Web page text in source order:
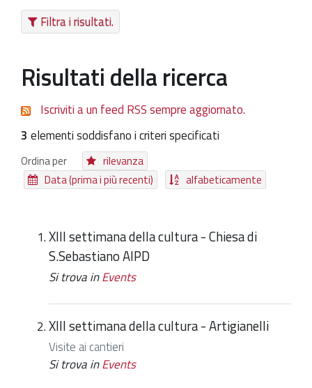
Patrimonio Storico-Artistico
Ufficio Tutela
Servizi
Galleria
Contatti
Filtra i risultati.
Risultati della ricerca
Iscriviti a un feed RSS sempre aggiornato.
3 elementi soddisfano i criteri specificati
Ordina per
rilevanza
Data (prima i più recenti)
alfabeticamente
XIII settimana della cultura - Chiesa di
S.Sebastiano AIPD
Si trova inEvents
XIII settimana della cultura - Artigianelli
Visite ai cantieri
Si trova inEvents